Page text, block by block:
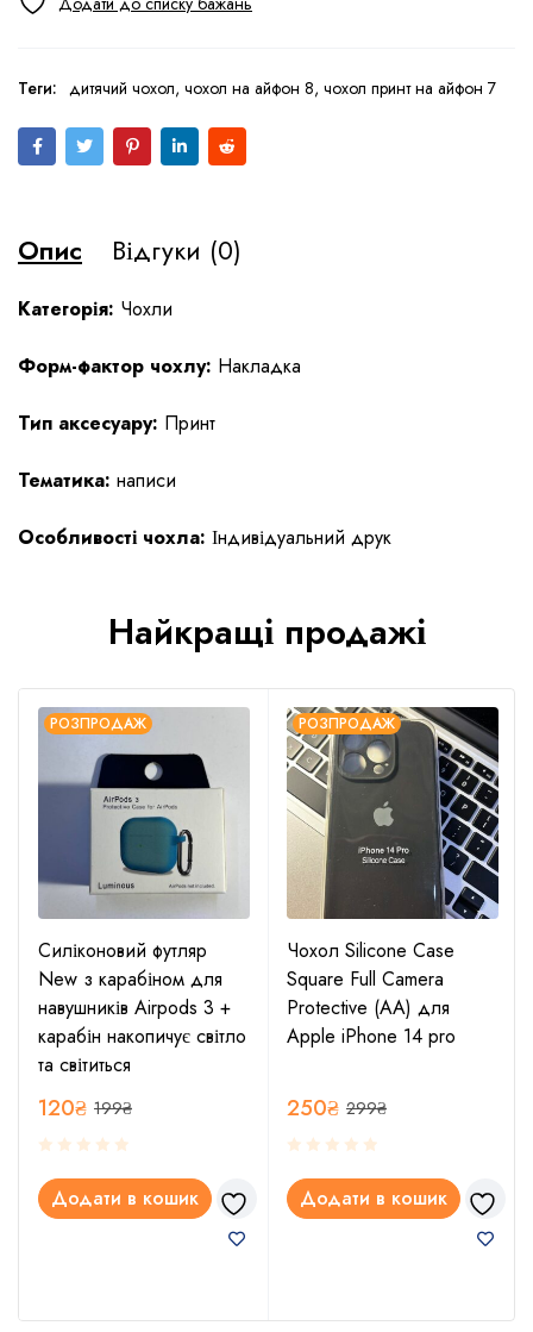
Теги: дитячий чохол, чохол на айфон 8, чохол принт на айфон 7
Опис Відгуки (0)
Категорія: Чохли
Форм-фактор чохлу: Накладка
Тип аксесуару: Принт
Тематика: написи
Особливості чохла: Індивідуальний друк
Найкращі продажі
РОЗПРОДАЖ
Силіконовий футляр
New з карабіном для
навушників Airpods 3 +
карабін накопичує світло
та світиться
199₴
120₴
Додати в кошик
РОЗПРОДАЖ
Чохол Silicone Case
Square Full Camera
Protective (AA) для
Apple iPhone 14 pro
299₴
250₴
Додати в кошик